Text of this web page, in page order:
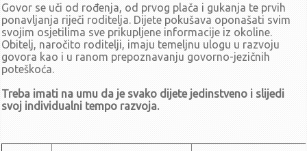
siječanj - ožujak
Zaključci sa 22. sjednice UV-a (28.3.2023.)
Poziv za 22. sjednicu UV-a (28.3.2023.)
Zaključci sa 21. sjednice UV-a (7.3.2023.)
Poziv za 21. sjednicu UV-a (7.3.2023.)
Zaključci sa 20. sjednice UV-a (14.2.2023.)
Poziv za 20. sjednicu UV-a (14.2.2023.)
Govor se uči od rođenja, od prvog plača i gukanja te prvih
ponavljanja riječi roditelja. Dijete pokušava oponašati svim
svojim osjetilima sve prikupljene informacije iz okoline.
Obitelj, naročito roditelji, imaju temeljnu ulogu u razvoju
govora kao i u ranom prepoznavanju govorno-jezičnih
poteškoća.
Treba imati na umu da je svako dijete jedinstveno i slijedi
svoj individualni tempo razvoja.